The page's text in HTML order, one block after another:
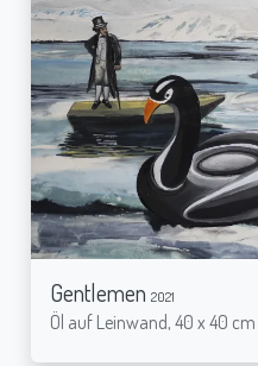
Gentlemen 2021
Öl auf Leinwand, 40 x 40 cm